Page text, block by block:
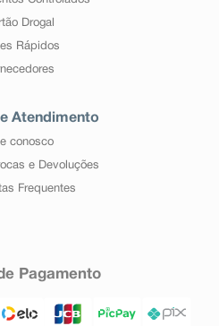
Drogal
Rápidos
Atendimento
conosco
e Devoluções
Frequentes
Pagamento